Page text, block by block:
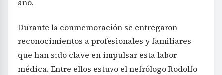
año.
Durante la conmemoración se entregaron
reconocimientos a profesionales y familiares
que han sido clave en impulsar esta labor
médica. Entre ellos estuvo el nefrólogo Rodolfo